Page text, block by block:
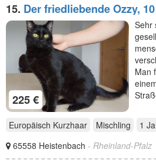
15. Der friedliebende Ozzy,
eine liebe Familie
225 €
Sehr
Man
Europäisch Kurzhaar Mischling 1
65558 Heistenbach - Rheinland-Pfalz